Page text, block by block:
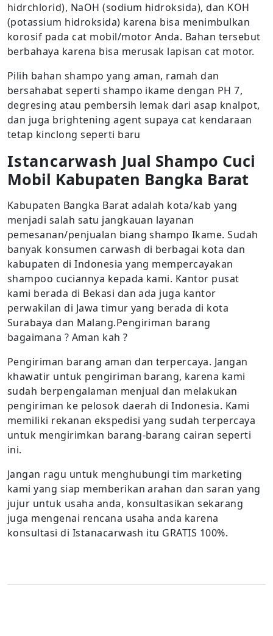
hidrchlorid), NaOH (sodium hidroksida), dan KOH
(potassium hidroksida) karena bisa menimbulkan
korosif pada cat mobil/motor Anda. Bahan tersebut
berbahaya karena bisa merusak lapisan cat motor.
Pilih bahan shampo yang aman, ramah dan
bersahabat seperti shampo ikame dengan PH 7,
degresing atau pembersih lemak dari asap knalpot,
dan juga brightening agent supaya cat kendaraan
tetap kinclong seperti baru
Istancarwash Jual Shampo Cuci
Mobil Kabupaten Bangka Barat
Kabupaten Bangka Barat adalah kota/kab yang
menjadi salah satu jangkauan layanan
pemesanan/penjualan biang shampo Ikame. Sudah
banyak konsumen carwash di berbagai kota dan
kabupaten di Indonesia yang mempercayakan
shampoo cuciannya kepada kami. Kantor pusat
kami berada di Bekasi dan ada juga kantor
perwakilan di Jawa timur yang berada di kota
Surabaya dan Malang.Pengiriman barang
bagaimana ? Aman kah ?
Pengiriman barang aman dan terpercaya. Jangan
khawatir untuk pengiriman barang, karena kami
sudah berpengalaman menjual dan melakukan
pengiriman ke pelosok daerah di Indonesia. Kami
memiliki rekanan ekspedisi yang sudah terpercaya
untuk mengirimkan barang-barang cairan seperti
ini.
Jangan ragu untuk menghubungi tim marketing
kami yang siap memberikan arahan dan saran yang
jujur untuk usaha anda, konsultasikan sekarang
juga mengenai rencana usaha anda karena
konsultasi di Istanacarwash itu GRATIS 100%.